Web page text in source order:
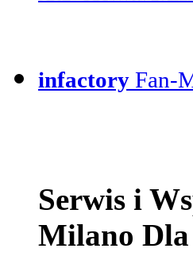
infactory Fan-
Serwis i
Milano Dla